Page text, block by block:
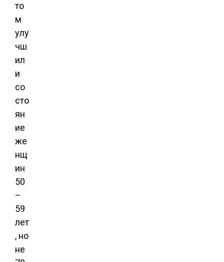
то
м
улу
чш
ил
и
со
сто
ян
ие
же
нщ
ин
50
–
59
лет
, но
не